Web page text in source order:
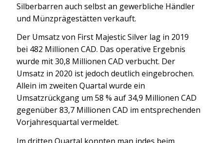
Silberbarren auch selbst an gewerbliche Händler
und Münzprägestätten verkauft.
Der Umsatz von First Majestic Silver lag in 2019
bei 482 Millionen CAD. Das operative Ergebnis
wurde mit 30,8 Millionen CAD verbucht. Der
Umsatz in 2020 ist jedoch deutlich eingebrochen.
Allein im zweiten Quartal wurde ein
Umsatzrückgang um 58 % auf 34,9 Millionen CAD
gegenüber 83,7 Millionen CAD im entsprechenden
Vorjahresquartal vermeldet.